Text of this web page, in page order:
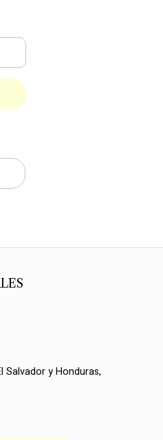
Salvador y Honduras,